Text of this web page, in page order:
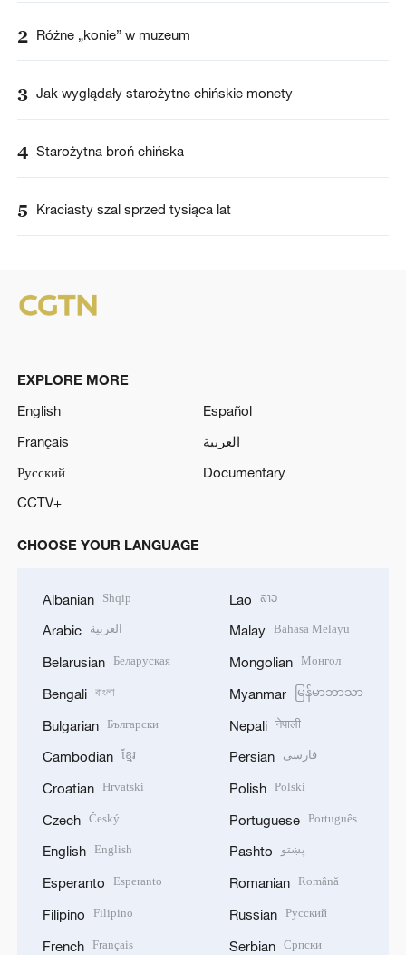
2 Różne „konie” w muzeum
3 Jak wyglądały starożytne chińskie monety
4 Starożytna broń chińska
5 Kraciasty szal sprzed tysiąca lat
EXPLORE MORE
English
Español
Français
العربية
Русский
Documentary
CCTV+
CHOOSE YOUR LANGUAGE
Albanian Shqip
Arabic العربية
Belarusian Беларуская
Bengali বাংলা
Bulgarian Български
Cambodian ខ្មែរ
Croatian Hrvatski
Czech Český
English English
Esperanto Esperanto
Filipino Filipino
French Français
Lao ລາວ
Malay Bahasa Melayu
Mongolian Монгол
Myanmar မြန်မာဘာသာ
Nepali नेपाली
Persian فارسی
Polish Polski
Portuguese Português
Pashto پښتو
Romanian Română
Russian Русский
Serbian Српски